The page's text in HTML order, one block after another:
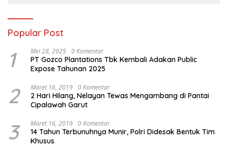
Popular Post
1 Mei 28, 2025 0 Komentar
PT Gozco Plantations Tbk Kembali Adakan Public
Expose Tahunan 2025
2 Maret 16, 2019 0 Komentar
2 Hari Hilang, Nelayan Tewas Mengambang di Pantai
Cipalawah Garut
3 Maret 16, 2019 0 Komentar
14 Tahun Terbunuhnya Munir, Polri Didesak Bentuk Tim
Khusus